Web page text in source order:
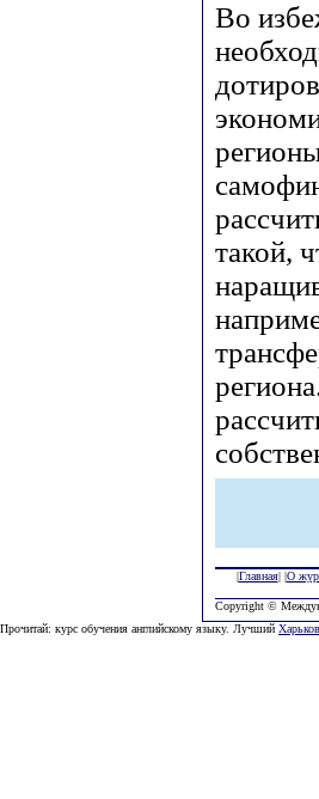
Во
такой,
|Главная| |О
Copyright ©
Прочитай: курс обучения английскому языку. Лучший